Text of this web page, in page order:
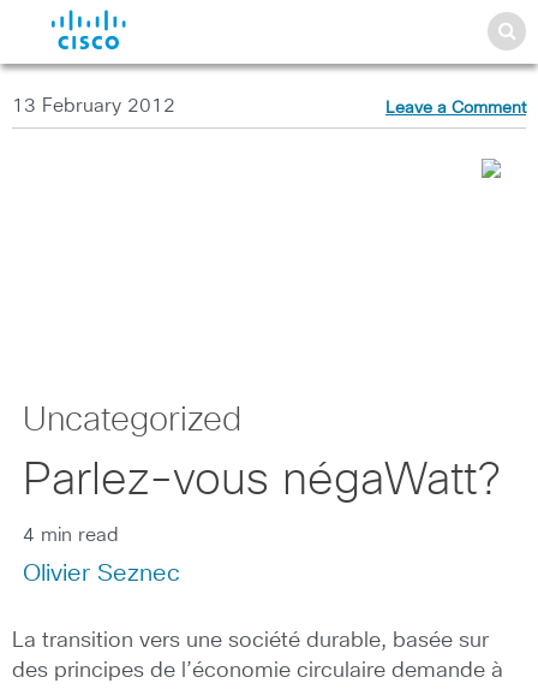
13 February 2012 Leave a Comment
Uncategorized
Parlez-vous négaWatt?
4 min read
Olivier Seznec
La transition vers une société durable, basée sur
des principes de l’économie circulaire demande à